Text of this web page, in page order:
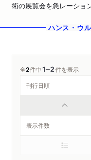
術の展覧会を急レーショ
ハンス・ウ
全2件中1─2件を表示